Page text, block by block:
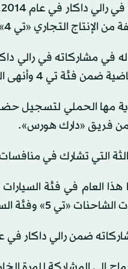
متن مركبة «بي آر بي» ضمن فريق «إم إم بي».
مها الحملي لتسجيل
التي تشارك في
هذا العام في فئة
على متن سيارة «نيسان باترول».
عام 2020 عندما أحرز المركز 28 في فئة